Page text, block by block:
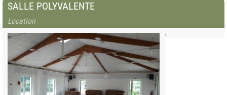
SALLE POLYVALENTE
Location
.